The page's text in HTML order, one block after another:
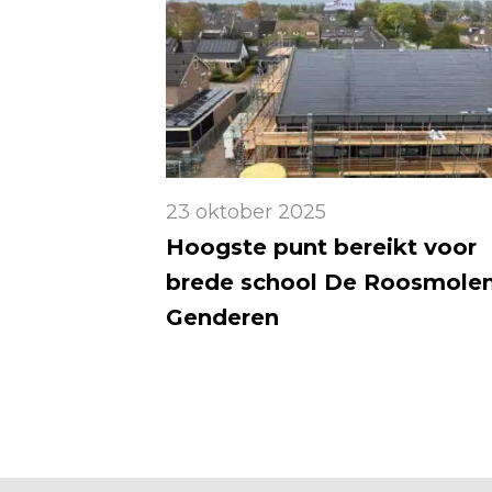
23 oktober 2025
Hoogste punt bereikt voor
brede school De
Genderen